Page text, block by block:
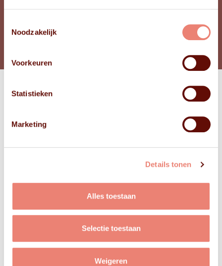
Noodzakelijk
Voorkeuren
Statistieken
Marketing
Details tonen
Alles toestaan
Selectie toestaan
Weigeren
BEKIJK FOTO'S